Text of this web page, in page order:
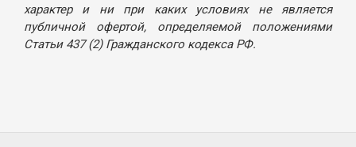
характер и ни при каких условиях не является
публичной офертой, определяемой положениями
Статьи 437 (2) Гражданского кодекса РФ.